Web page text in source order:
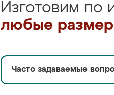
Изготовим по
любые
Часто задаваемые